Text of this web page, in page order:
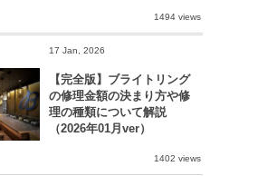
1494 views
17 Jan, 2026
【完全版】ブライトリング
の修理金額の決まり方や修
理の種類について解説
（2026年01月ver）
1402 views